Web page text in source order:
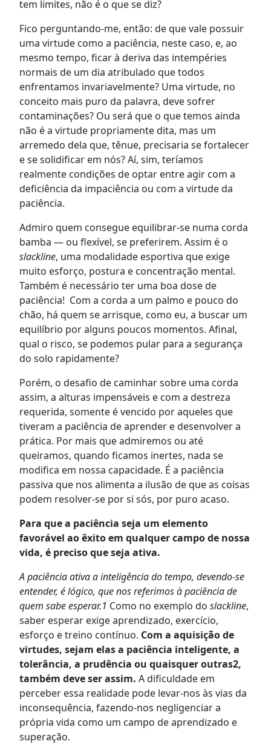
tem limites, não é o que se diz?
Fico perguntando-me, então: de que vale possuir
uma virtude como a paciência, neste caso, e, ao
mesmo tempo, ficar à deriva das intempéries
normais de um dia atribulado que todos
enfrentamos invariavelmente? Uma virtude, no
conceito mais puro da palavra, deve sofrer
contaminações? Ou será que o que temos ainda
não é a virtude propriamente dita, mas um
arremedo dela que, tênue, precisaria se fortalecer
e se solidificar em nós? Aí, sim, teríamos
realmente condições de optar entre agir com a
deficiência da impaciência ou com a virtude da
paciência.
Admiro quem consegue equilibrar-se numa corda
bamba — ou flexível, se preferirem. Assim é o
slackline, uma modalidade esportiva que exige
muito esforço, postura e concentração mental.
Também é necessário ter uma boa dose de
paciência! Com a corda a um palmo e pouco do
chão, há quem se arrisque, como eu, a buscar um
equilíbrio por alguns poucos momentos. Afinal,
qual o risco, se podemos pular para a segurança
do solo rapidamente?
Porém, o desafio de caminhar sobre uma corda
assim, a alturas impensáveis e com a destreza
requerida, somente é vencido por aqueles que
tiveram a paciência de aprender e desenvolver a
prática. Por mais que admiremos ou até
queiramos, quando ficamos inertes, nada se
modifica em nossa capacidade. É a paciência
passiva que nos alimenta a ilusão de que as coisas
podem resolver-se por si sós, por puro acaso.
Para que a paciência seja um elemento
favorável ao êxito em qualquer campo de nossa
vida, é preciso que seja ativa.
A paciência ativa a inteligência do tempo, devendo-se
entender, é lógico, que nos referimos à paciência de
quem sabe esperar.1 Como no exemplo do slackline,
saber esperar exige aprendizado, exercício,
esforço e treino contínuo. Com a aquisição de
virtudes, sejam elas a paciência inteligente, a
tolerância, a prudência ou quaisquer outras2,
também deve ser assim. A dificuldade em
perceber essa realidade pode levar-nos às vias da
inconsequência, fazendo-nos negligenciar a
própria vida como um campo de aprendizado e
superação.